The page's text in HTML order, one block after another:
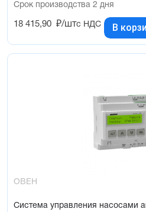
Срок производства 2 дня
18 415,90 ₽/штс НДС В
ОВЕН
Система управления насосами